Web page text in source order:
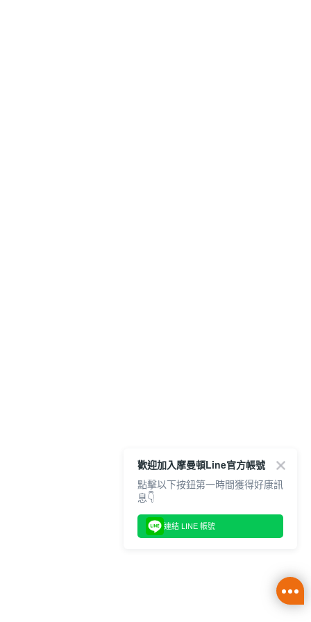
歡迎加入摩曼頓Line官方帳號
點擊以下按鈕第一時間獲得好康訊
息👇
連結 LINE 帳號